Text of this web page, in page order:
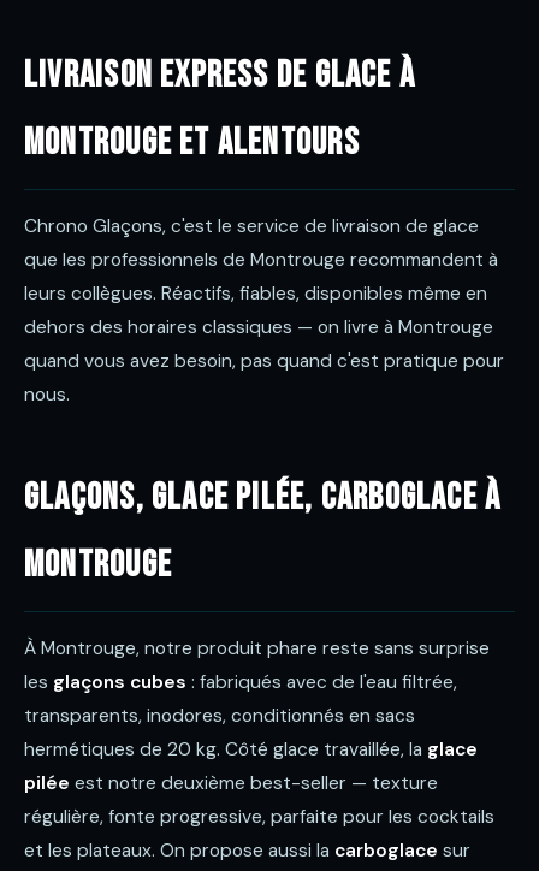
Livraison express de glace à
Montrouge et alentours
Chrono Glaçons, c'est le service de livraison de glace
que les professionnels de Montrouge recommandent à
leurs collègues. Réactifs, fiables, disponibles même en
dehors des horaires classiques — on livre à Montrouge
quand vous avez besoin, pas quand c'est pratique pour
nous.
Glaçons, glace pilée, carboglace à
Montrouge
À Montrouge, notre produit phare reste sans surprise
les glaçons cubes : fabriqués avec de l'eau filtrée,
transparents, inodores, conditionnés en sacs
hermétiques de 20 kg. Côté glace travaillée, la glace
pilée est notre deuxième best-seller — texture
régulière, fonte progressive, parfaite pour les cocktails
et les plateaux. On propose aussi la carboglace sur